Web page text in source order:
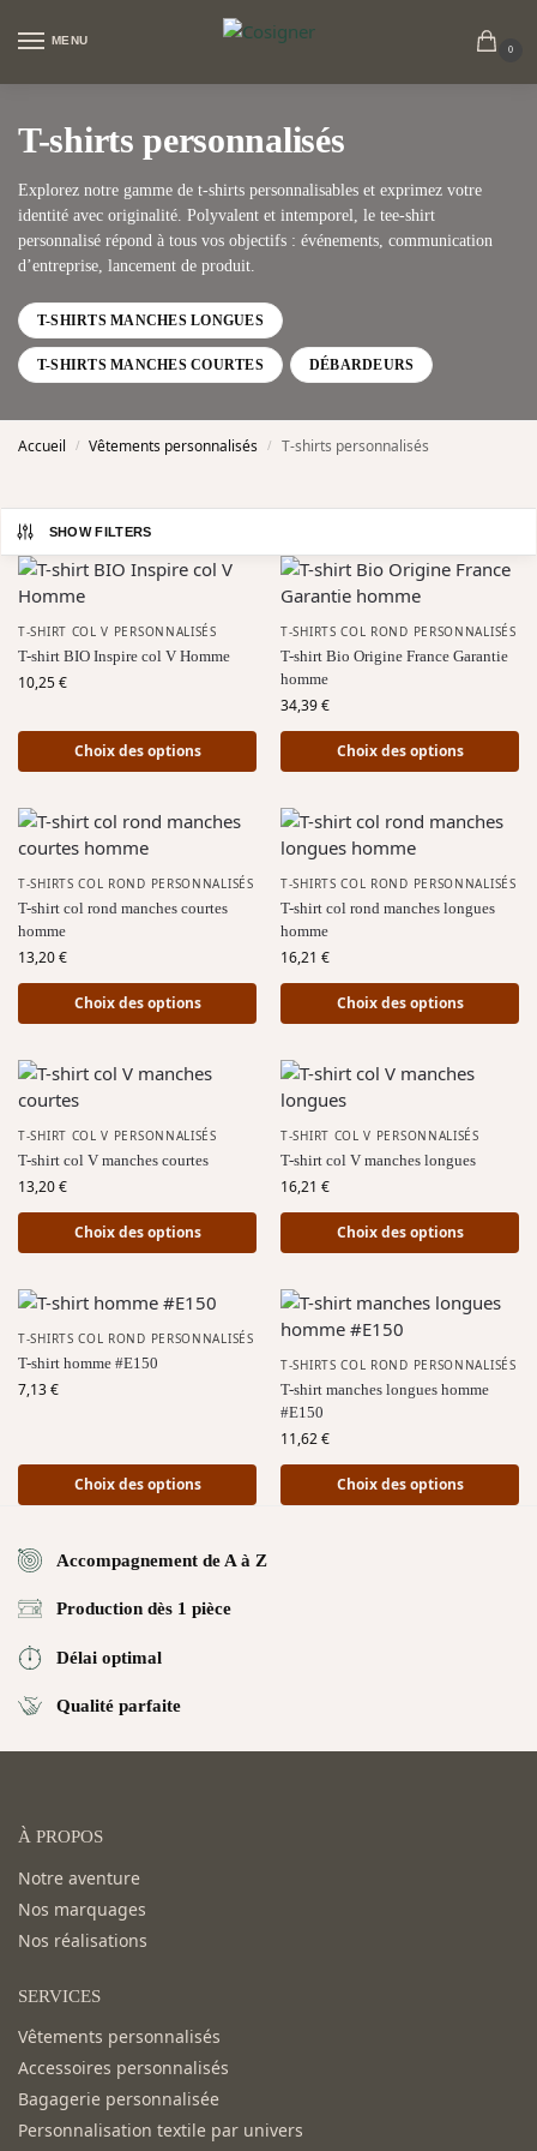
MENU
0
T-shirts personnalisés
Explorez notre gamme de t-shirts personnalisables et exprimez votre
identité avec originalité. Polyvalent et intemporel, le tee-shirt
personnalisé répond à tous vos objectifs : événements, communication
d’entreprise, lancement de produit.
T-SHIRTS MANCHES LONGUES
T-SHIRTS MANCHES COURTES DÉBARDEURS
Accueil / Vêtements personnalisés / T-shirts personnalisés
SHOW FILTERS
T-SHIRT COL V PERSONNALISÉS
T-shirt BIO Inspire col V Homme
10,25€
Choix des options
T-SHIRTS COL ROND PERSONNALISÉS
T-shirt Bio Origine France Garantie
homme
34,39€
Choix des options
T-SHIRTS COL ROND PERSONNALISÉS
T-shirt col rond manches courtes
homme
13,20€
Choix des options
T-SHIRTS COL ROND PERSONNALISÉS
T-shirt col rond manches longues
homme
16,21 €
Choix des options
T-SHIRT COL V PERSONNALISÉS
T-shirt col V manches courtes
13,20€
Choix des options
T-SHIRT COL V PERSONNALISÉS
T-shirt col V manches longues
16,21 €
Choix des options
T-SHIRTS COL ROND PERSONNALISÉS
T-shirt homme #E150
7,13€
Choix des options
T-SHIRTS COL ROND PERSONNALISÉS
T-shirt manches longues homme
#E150
11,62€
Choix des options
Accompagnement de A à Z
Production dès 1 pièce
Délai optimal
Qualité parfaite
À PROPOS
Notre aventure
Nos marquages
Nos réalisations
SERVICES
Vêtements personnalisés
Accessoires personnalisés
Bagagerie personnalisée
Personnalisation textile par univers